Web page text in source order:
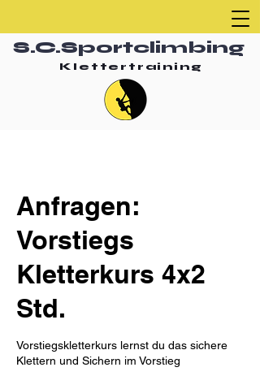
S.C.Sportclimbing
Klettertraining
Anfragen:
Vorstiegs
Kletterkurs 4x2
Std.
Vorstiegskletterkurs lernst du das sichere
Klettern und Sichern im Vorstieg